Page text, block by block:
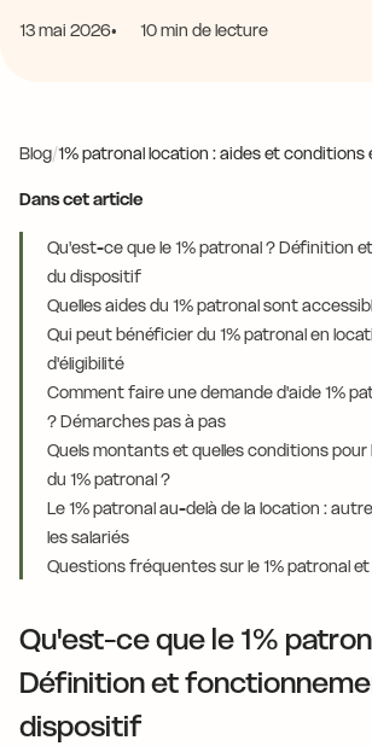
13 mai 2026 10 min de lecture
Blog/1% patronal location : aides et conditions
Dans cet article
Qu'est-ce que le 1% patronal ? Définition
du dispositif
Quelles aides du 1% patronal sont
Qui peut bénéficier du 1% patronal en
d'éligibilité
Comment faire une demande d'aide 1%
? Démarches pas à pas
Quels montants et quelles conditions pour
du 1% patronal ?
Le 1% patronal au-delà de la location :
les salariés
Questions fréquentes sur le 1% patronal
Qu'est-ce que le 1%
Définition et
dispositif